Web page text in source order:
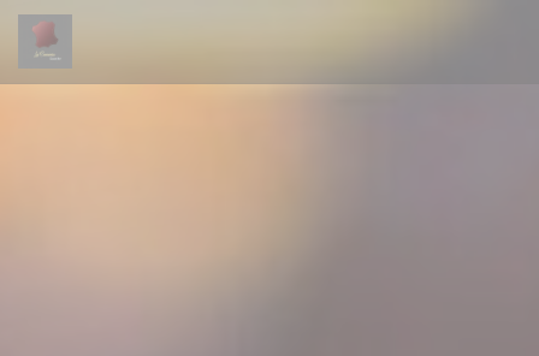
Personalización de sus opciones de cookies